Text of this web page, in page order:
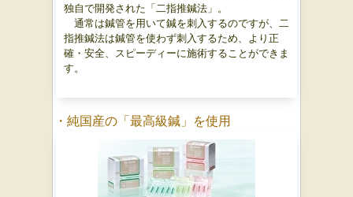
独自で開発された「二指推鍼法」。
通常は鍼管を用いて鍼を刺入するのですが、二
指推鍼法は鍼管を使わず刺入するため、より正
確・安全、スピーディーに施術することができま
す。
・純国産の「最高級鍼」を使用